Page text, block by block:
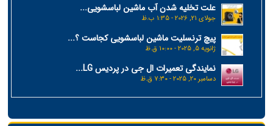
علت تخلیه شدن آب ماشین لباسشویی...
جولای 21, 2026 - 1:35 ب.ظ
پیچ ترنسلیت ماشین لباسشویی کجاست ؟...
ژانویه 5, 2025 - 10:00 ق.ظ
نمایندگی تعمیرات ال جی در پردیس LG...
دسامبر 20, 2025 - 7:30 ق.ظ